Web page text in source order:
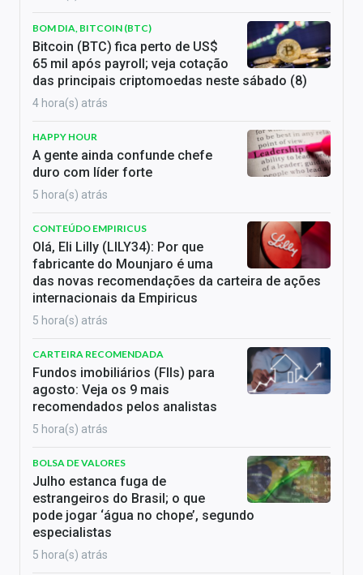
BOM DIA, BITCOIN (BTC)
Bitcoin (BTC) fica perto de US$
65 mil após payroll; veja cotação
das principais criptomoedas neste sábado (8)
4 hora(s) atrás
HAPPY HOUR
A gente ainda confunde chefe
duro com líder forte
5 hora(s) atrás
CONTEÚDO EMPIRICUS
Olá, Eli Lilly (LILY34): Por que
fabricante do Mounjaro é uma
das novas recomendações da carteira de ações
internacionais da Empiricus
5 hora(s) atrás
CARTEIRA RECOMENDADA
Fundos imobiliários (FIIs) para
agosto: Veja os 9 mais
recomendados pelos analistas
5 hora(s) atrás
BOLSA DE VALORES
Julho estanca fuga de
estrangeiros do Brasil; o que
pode jogar ‘água no chope’, segundo
especialistas
5 hora(s) atrás